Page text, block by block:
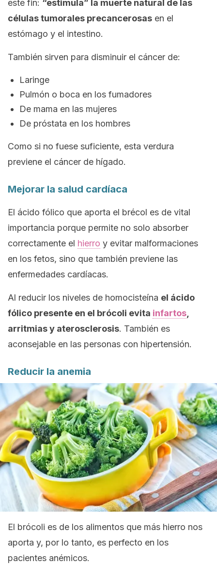
este fin: “estimula” la muerte natural de las
células tumorales precancerosas en el
estómago y el intestino.
También sirven para disminuir el cáncer de:
Laringe
Pulmón o boca en los fumadores
De mama en las mujeres
De próstata en los hombres
Como si no fuese suficiente, esta verdura
previene el cáncer de hígado.
Mejorar la salud cardíaca
El ácido fólico que aporta el brécol es de vital
importancia porque permite no solo absorber
correctamente el hierro y evitar malformaciones
en los fetos, sino que también previene las
enfermedades cardíacas.
Al reducir los niveles de homocisteína el ácido
fólico presente en el brócoli evita infartos
arritmias y aterosclerosis. También es
aconsejable en las personas con hipertensión.
Reducir la anemia
El brócoli es de los alimentos que más hierro nos
aporta y, por lo tanto, es perfecto en los
pacientes anémicos.